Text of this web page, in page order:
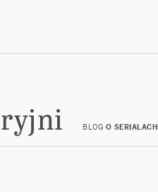
BLOG O SERIALACH